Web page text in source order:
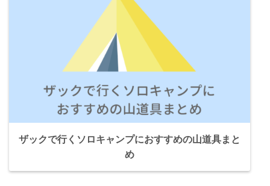
ザックで行くソロキャンプにおすすめの山道具まと
め